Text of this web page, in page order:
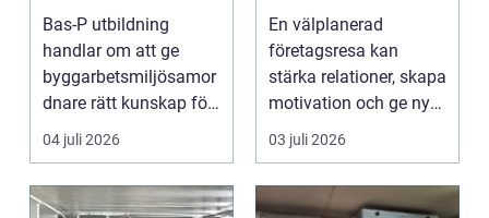
byggarbetsmiljösa
mordnare?
Bas-P utbildning
handlar om att ge
byggarbetsmiljösamor
dnare rätt kunskap för
att pla...
04 juli 2026
minnesvärd resa
för hela teamet
En välplanerad
företagsresa kan
stärka relationer, skapa
motivation och ge ny
energi till både chefe...
03 juli 2026